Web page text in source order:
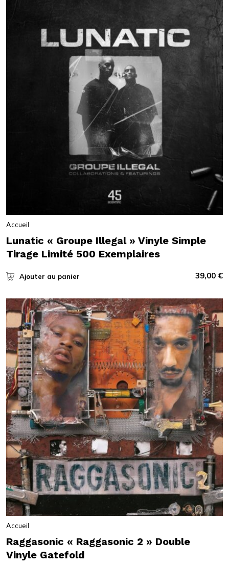
Accueil
Lunatic « Groupe Illegal » Vinyle Simple
Tirage Limité 500 Exemplaires
Ajouter au panier 39,00 €
Accueil
Raggasonic « Raggasonic 2 » Double
Vinyle Gatefold